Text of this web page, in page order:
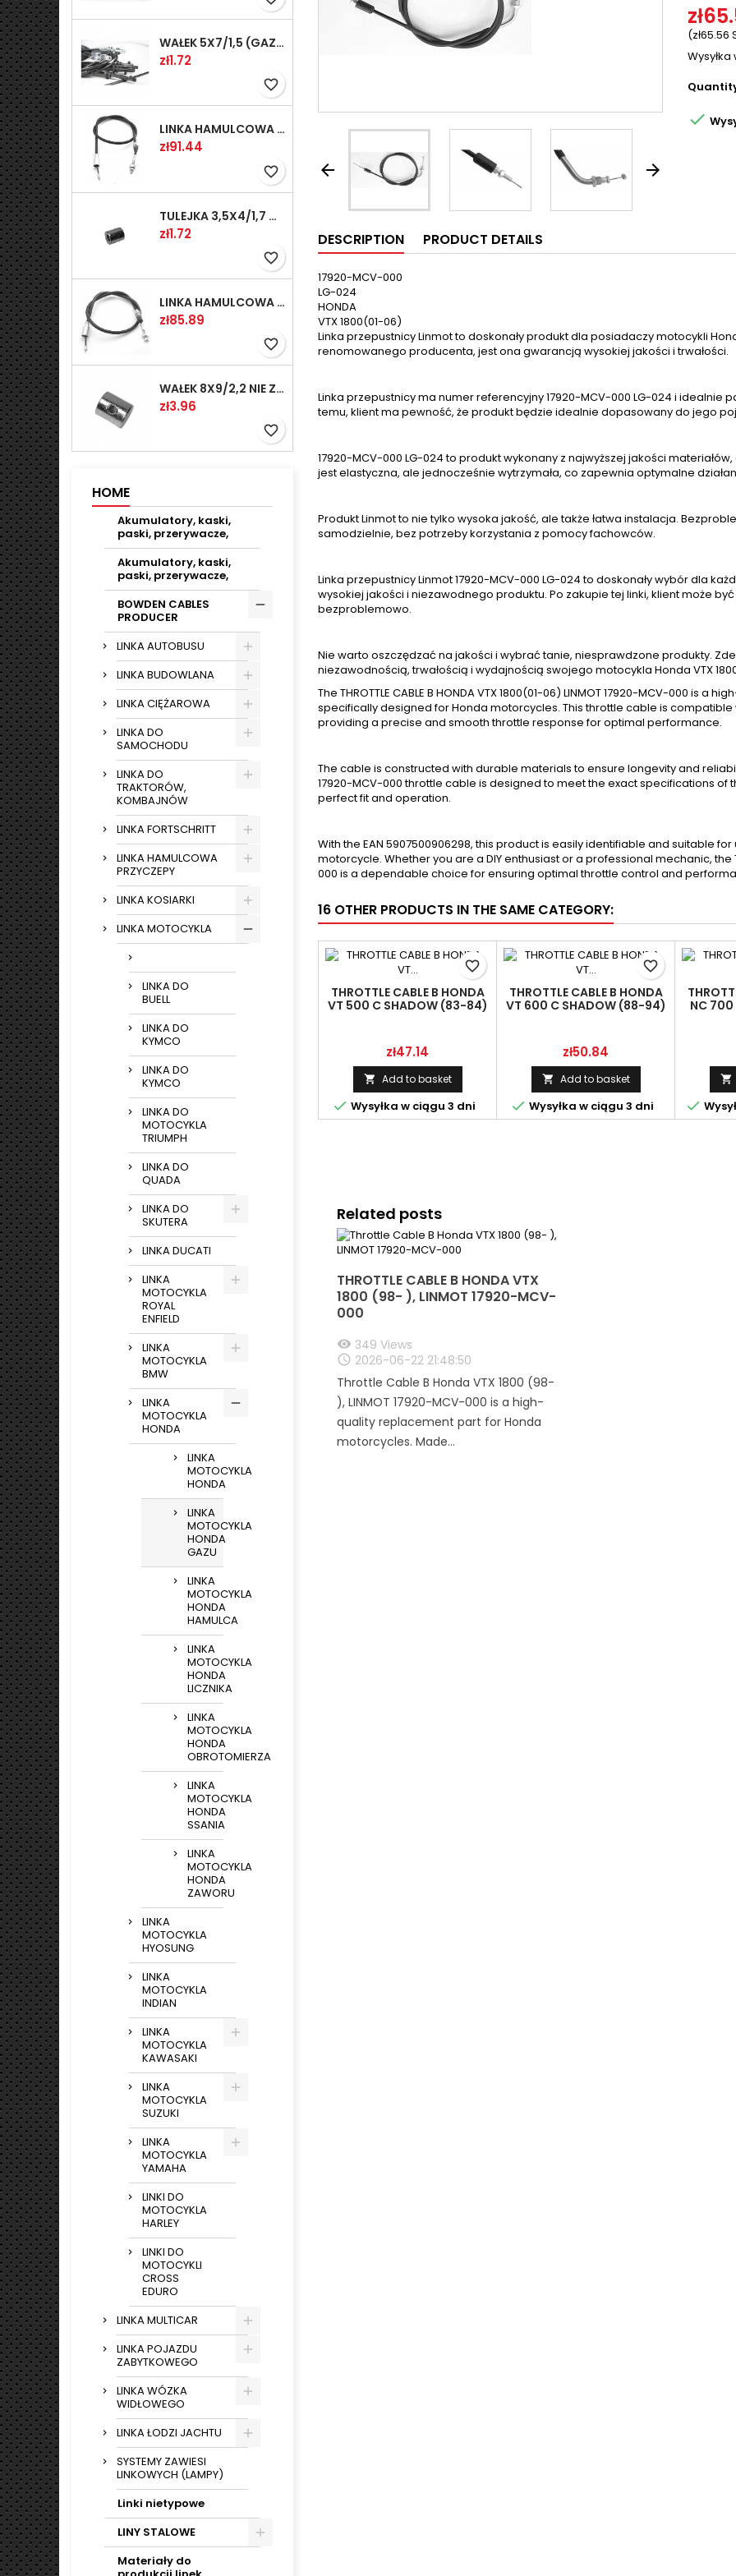
WAŁEK 5X7/1,5 (GAZ WSK)(PR5)
Price
zł1.72
favorite_border
LINKA HAMULCOWA PRZYCZEPY KNOTT 1240/1030 33921-1.11S
Price
zł91.44
favorite_border
TULEJKA 3,5X4/1,7 GAZÓW -OCYNK
Price
zł1.72
favorite_border
LINKA HAMULCOWA PRZYCZEPY KNOTT 1040/830 33921-1.07S
Price
zł85.89
favorite_border
WAŁEK 8X9/2,2 NIE ZAMAWIAĆ
Price
zł3.96
favorite_border
HOME
Akumulatory, kaski,
paski, przerywacze,
Akumulatory, kaski,
paski, przerywacze,
BOWDEN CABLES
PRODUCER
LINKA AUTOBUSU
LINKA BUDOWLANA
LINKA CIĘŻAROWA
LINKA DO
SAMOCHODU
LINKA DO
TRAKTORÓW,
KOMBAJNÓW
LINKA FORTSCHRITT
LINKA HAMULCOWA
PRZYCZEPY
LINKA KOSIARKI
LINKA MOTOCYKLA
LINKA DO
BUELL
LINKA DO
KYMCO
LINKA DO
KYMCO
LINKA DO
MOTOCYKLA
TRIUMPH
LINKA DO
QUADA
LINKA DO
SKUTERA
LINKA DUCATI
LINKA
MOTOCYKLA
ROYAL
ENFIELD
LINKA
MOTOCYKLA
BMW
LINKA
MOTOCYKLA
HONDA
LINKA
MOTOCYKLA
HONDA
LINKA
MOTOCYKLA
HONDA
GAZU
LINKA
MOTOCYKLA
HONDA
HAMULCA
LINKA
MOTOCYKLA
HONDA
LICZNIKA
LINKA
MOTOCYKLA
HONDA
OBROTOMIERZA
LINKA
MOTOCYKLA
HONDA
SSANIA
LINKA
MOTOCYKLA
HONDA
ZAWORU
LINKA
MOTOCYKLA
HYOSUNG
LINKA
MOTOCYKLA
INDIAN
LINKA
MOTOCYKLA
KAWASAKI
LINKA
MOTOCYKLA
SUZUKI
LINKA
MOTOCYKLA
YAMAHA
LINKI DO
MOTOCYKLA
HARLEY
LINKI DO
MOTOCYKLI
CROSS
EDURO
LINKA MULTICAR
LINKA POJAZDU
ZABYTKOWEGO
LINKA WÓZKA
WIDŁOWEGO
LINKA ŁODZI JACHTU
SYSTEMY ZAWIESI
LINKOWYCH (LAMPY)
Linki nietypowe
LINY STALOWE
Materiały do
 
(zł65.56

DESCRIPTION PRODUCT DETAILS
17920-MCV-000
LG-024
HONDA
VTX 1800(01-06)
Linka przepustnicy Linmot to doskonały produkt dla posiadaczy motocykli
renomowanego producenta, jest ona gwarancją wysokiej jakości i trwałości.
Linka przepustnicy ma numer referencyjny 17920-MCV-000 LG-024 i idealnie
temu, klient ma pewność, że produkt będzie idealnie dopasowany do jego
17920-MCV-000 LG-024 to produkt wykonany z najwyższej jakości
jest elastyczna, ale jednocześnie wytrzymała, co zapewnia optymalne
Produkt Linmot to nie tylko wysoka jakość, ale także łatwa instalacja.
samodzielnie, bez potrzeby korzystania z pomocy fachowców.
Linka przepustnicy Linmot 17920-MCV-000 LG-024 to doskonały wybór dla
wysokiej jakości i niezawodnego produktu. Po zakupie tej linki, klient może
bezproblemowo.
Nie warto oszczędzać na jakości i wybrać tanie, niesprawdzone produkty.
niezawodnością, trwałością i wydajnością swojego motocykla Honda VTX
The THROTTLE CABLE B HONDA VTX 1800(01-06) LINMOT 17920-MCV-000 is
specifically designed for Honda motorcycles. This throttle cable is compatible
providing a precise and smooth throttle response for optimal performance.
The cable is constructed with durable materials to ensure longevity and
17920-MCV-000 throttle cable is designed to meet the exact specifications
perfect fit and operation.
With the EAN 5907500906298, this product is easily identifiable and suitable
motorcycle. Whether you are a DIY enthusiast or a professional mechanic, the
000 is a dependable choice for ensuring optimal throttle control and
16 OTHER PRODUCTS IN THE SAME CATEGORY:
THROTTLE CABLE B HONDA
VT 500 C SHADOW (83-84)
Price
zł47.14
 Add to basket
 Wysyłka w ciągu 3 dni
favorite_border
THROTTLE CABLE B HONDA
VT 600 C SHADOW (88-94)
Price
zł50.84
 Add to basket
 Wysyłka w ciągu 3 dni
favorite_border
NC


Related posts
THROTTLE CABLE B HONDA VTX
1800 (98- ), LINMOT 17920-MCV-
000
349 Views
2026-06-22 21:48:50
Throttle Cable B Honda VTX 1800 (98-
), LINMOT 17920-MCV-000 is a high-
quality replacement part for Honda
motorcycles. Made...